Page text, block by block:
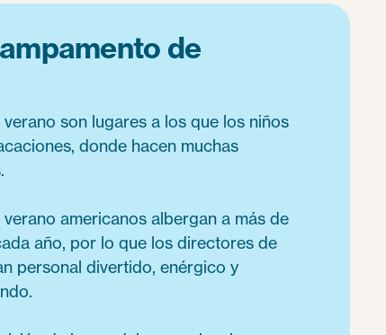
de
son lugares a los que los niños
donde hacen muchas
americanos albergan a más de
año, por lo que los directores de
personal divertido, enérgico y